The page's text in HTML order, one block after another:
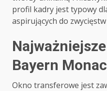
profil kadry jest typowy
aspirujących do
Bayern
Okno transferowe jest